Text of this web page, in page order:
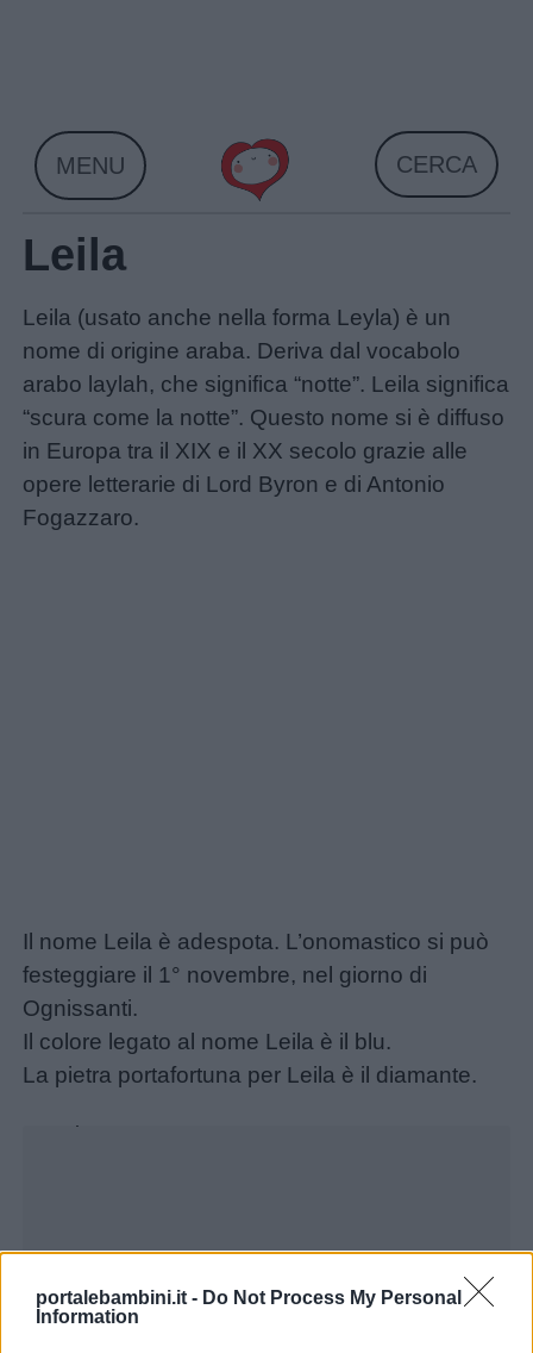
portalebambini.it - Do Not Process My Personal
Information
Home
Menu
MENU CERCA
Leila
Leila (usato anche nella forma Leyla) è un
nome di origine araba. Deriva dal vocabolo
arabo laylah, che significa “notte”. Leila significa
“scura come la notte”. Questo nome si è diffuso
in Europa tra il XIX e il XX secolo grazie alle
opere letterarie di Lord Byron e di Antonio
Fogazzaro.
Il nome Leila è adespota. L’onomastico si può
festeggiare il 1° novembre, nel giorno di
Ognissanti.
Il colore legato al nome Leila è il blu.
La pietra portafortuna per Leila è il diamante.